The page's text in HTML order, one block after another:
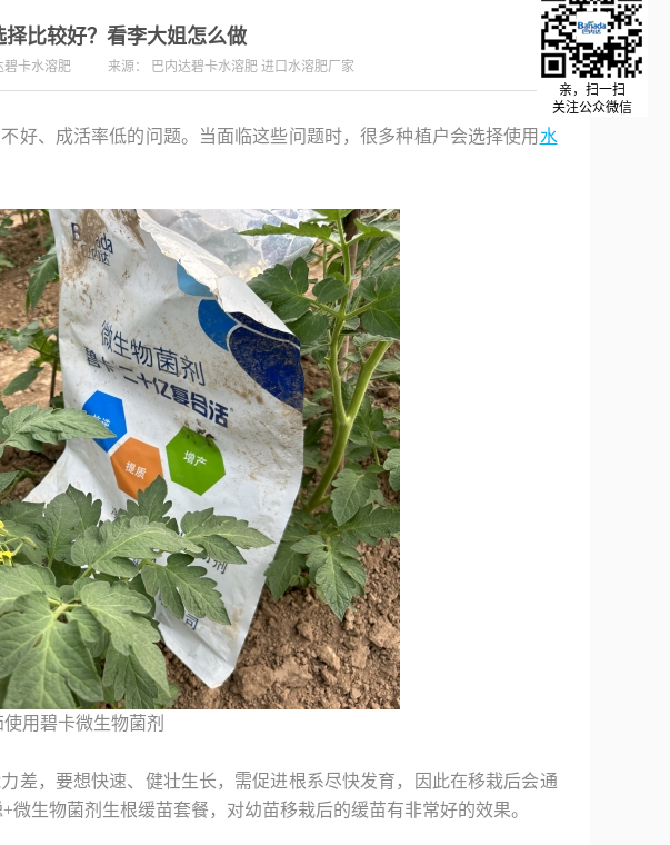
亲，扫一扫
关注公众微信
择比较好？看李大姐怎么做
碧卡水溶肥 来源： 巴内达碧卡水溶肥 进口水溶肥厂家
好、成活率低的问题。当面临这些问题时，很多种植户会选择使用 水
使用碧卡微生物菌剂
差，要想快速、健壮生长，需促进根系尽快发育，因此在移栽后会通
生物菌剂生根缓苗套餐，对幼苗移栽后的缓苗有非常好的效果。